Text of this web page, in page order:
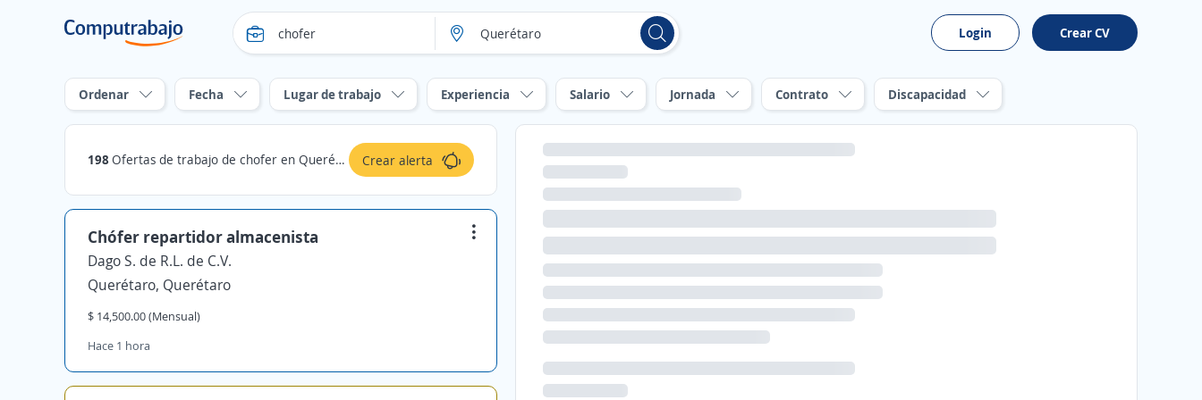
Login Crear CV
Ordenar Fecha Lugar de trabajo Experiencia Salario Jornada Contrato Discapacidad
198 Ofertas de trabajo de chofer en Querétaro Crear alerta
Chófer repartidor almacenista
Dago S. de R.L. de C.V.
Querétaro, Querétaro
$ 14,500.00 (Mensual)
Hace 1 hora